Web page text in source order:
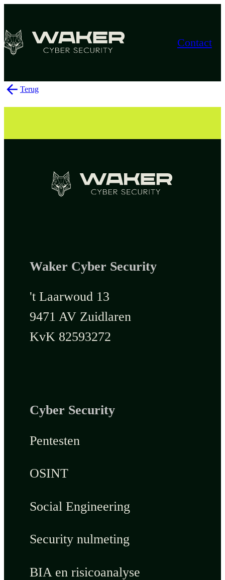
Contact
Terug
Waker Cyber Security
't Laarwoud 13
9471 AV Zuidlaren
KvK 82593272
Cyber Security
Pentesten
OSINT
Social Engineering
Security nulmeting
BIA en risicoanalyse